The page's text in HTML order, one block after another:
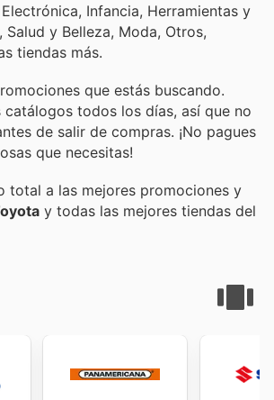
Infancia, Herramientas y
Salud y Belleza, Moda, Otros,
tiendas más.
que estás buscando.
catálogos todos los días, así que no
de salir de compras. ¡No pagues
que necesitas!
total a las mejores promociones y
y todas las mejores tiendas del